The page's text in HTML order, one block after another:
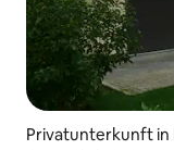
Privatunterkunft in